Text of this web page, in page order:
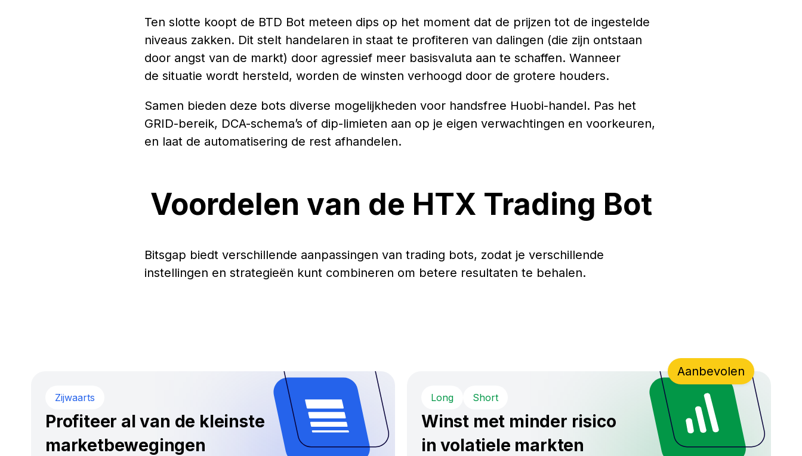
Ten slotte koopt de BTD Bot meteen dips op het moment dat de prijzen tot de ingestelde
niveaus zakken. Dit stelt handelaren in staat te profiteren van dalingen (die zijn ontstaan
door angst van de markt) door agressief meer basisvaluta aan te schaffen. Wanneer
de situatie wordt hersteld, worden de winsten verhoogd door de grotere houders.
Samen bieden deze bots diverse mogelijkheden voor handsfree Huobi-handel. Pas het
GRID-bereik, DCA-schema’s of dip-limieten aan op je eigen verwachtingen en voorkeuren,
en laat de automatisering de rest afhandelen.
Voordelen van de HTX Trading Bot
Bitsgap biedt verschillende aanpassingen van trading bots, zodat je verschillende
instellingen en strategieën kunt combineren om betere resultaten te behalen.
Zijwaarts
Profiteer al van de kleinste
marketbewegingen
Long Short
Winst met minder risico
in volatiele markten
Aanbevolen